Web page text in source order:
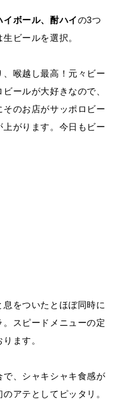
イボール、酎ハイの3つ
ビールを選択。
喉越し最高！元々ビー
ールが大好きなので、
のお店がサッポロビー
がります。今日もビー
をついたとほぼ同時に
スピードメニューの定
ます。
、シャキシャキ食感が
アテとしてピッタリ。